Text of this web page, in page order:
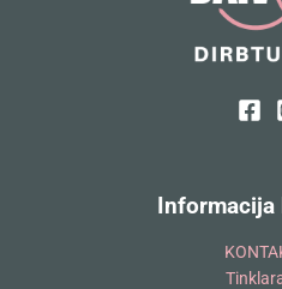
Informacija